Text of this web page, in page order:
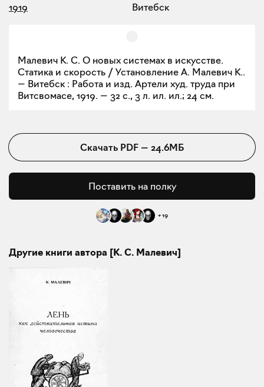
1919 Витебск
Малевич К. С. О новых системах в искусстве.
Статика и скорость / Установление А. Малевич К..
— Витебск : Работа и изд. Артели худ. труда при
Витсвомасе, 1919. — 32 с., 3 л. ил. ил.; 24 см.
Скачать PDF — 24.6МБ
Поставить на полку
+19
Другие книги автора [К. С. Малевич]